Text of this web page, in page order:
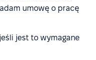
umowę o pracę
jest to wymagane